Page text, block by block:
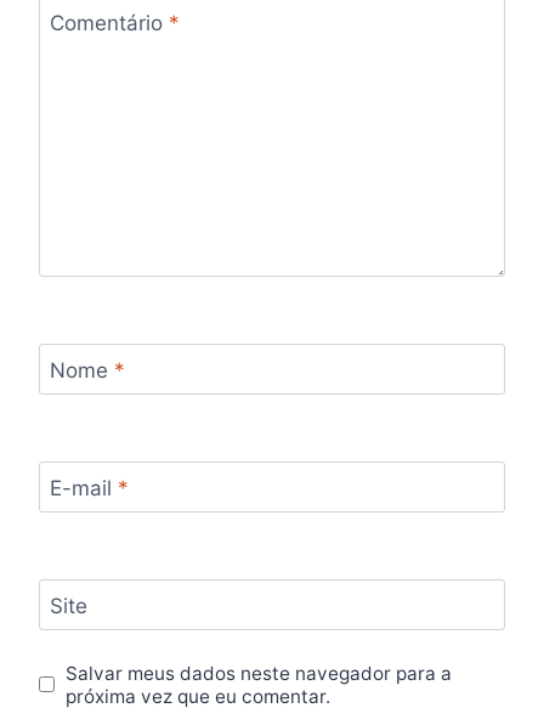
Comentário *
Nome *
E-mail *
Site
Salvar meus dados neste navegador para a
próxima vez que eu comentar.